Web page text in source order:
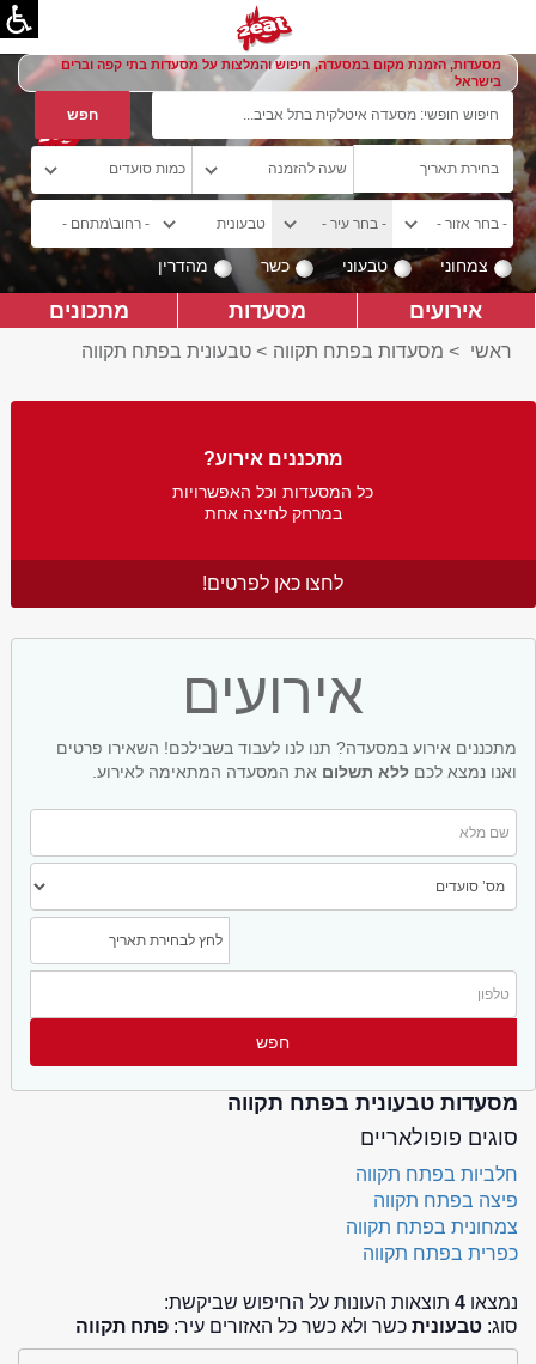
מסעדות, הזמנת מקום במסעדה, חיפוש והמלצות על מסעדות בתי קפה וברים
בישראל
צמחוני טבעוני כשר מהדרין
אירועים מסעדות מתכונים
ראשי > מסעדות בפתח תקווה > טבעונית בפתח תקווה
מתכננים אירוע?
כל המסעדות וכל האפשרויות
במרחק לחיצה אחת
לחצו כאן לפרטים!
אירועים
מתכננים אירוע במסעדה? תנו לנו לעבוד בשבילכם! השאירו פרטים
ואנו נמצא לכם ללא תשלום את המסעדה המתאימה לאירוע.
מסעדות טבעונית בפתח תקווה
סוגים פופולאריים
חלביות בפתח תקווה
פיצה בפתח תקווה
צמחונית בפתח תקווה
כפרית בפתח תקווה
נמצאו 4 תוצאות העונות על החיפוש שביקשת:
סוג: טבעונית כשר ולא כשר כל האזורים עיר: פתח תקווה